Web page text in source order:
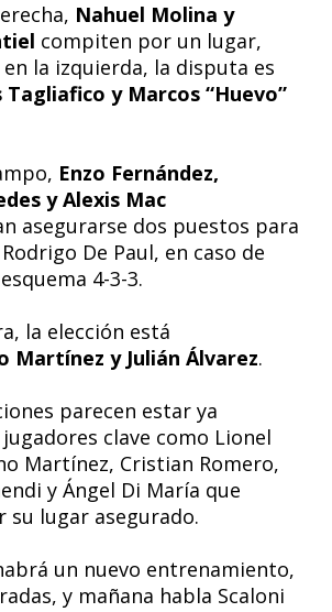
Nahuel Molina y
compiten por un lugar,
la izquierda, la disputa es
Tagliafico y Marcos “Huevo”
Enzo Fernández,
y Alexis Mac
asegurarse dos puestos para
De Paul, en caso de
4-3-3.
la elección está
Martínez y Julián Álvarez.
parecen estar ya
clave como Lionel
Martínez, Cristian Romero,
y Ángel Di María que
su lugar asegurado.
un nuevo entrenamiento,
y mañana habla Scaloni